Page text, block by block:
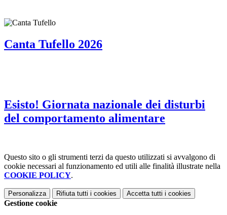
Canta Tufello 2026
Esisto! Giornata nazionale dei disturbi
del comportamento alimentare
Questo sito o gli strumenti terzi da questo utilizzati si avvalgono di
cookie necessari al funzionamento ed utili alle finalità illustrate nella
COOKIE POLICY.
Personalizza Rifiuta tutti i cookies Accetta tutti i cookies
Gestione cookie